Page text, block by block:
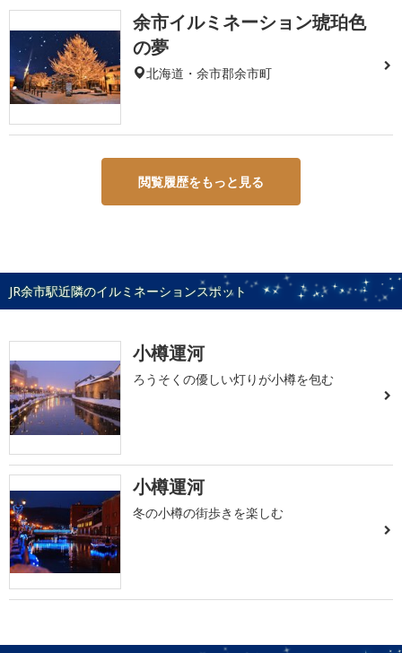
余市イルミネーション琥珀色
の夢
北海道・余市郡余市町
閲覧履歴をもっと見る
JR余市駅近隣のイルミネーションスポット
小樽運河
ろうそくの優しい灯りが小樽を包む
小樽運河
冬の小樽の街歩きを楽しむ